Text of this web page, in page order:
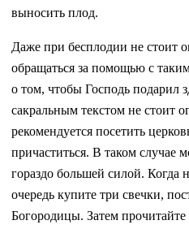
выносить плод.
Даже при бесплодии не стоит
обращаться за помощью с
о том, чтобы Господь подарил
сакральным текстом не стоит
рекомендуется посетить
причаститься. В таком случае
гораздо большей силой. Когда
очередь купите три свечки,
Богородицы. Затем